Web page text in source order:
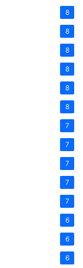
8
8
8
8
8
8
7
7
7
7
7
6
6
6